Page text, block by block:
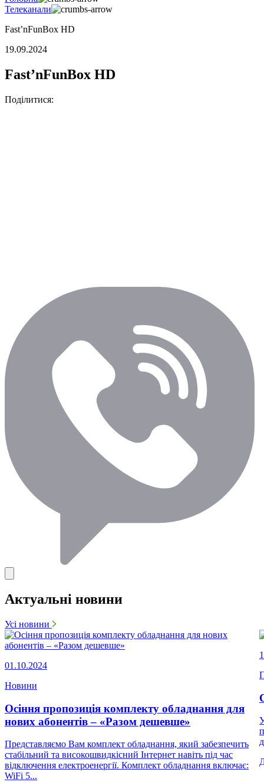
Телеканали
Fast’nFunBox HD
19.09.2024
Fast’nFunBox HD
Поділитися:
Актуальні новини
Усі новини
01.10.2024
Новини
Осіння пропозиція комплекту обладнання для
нових абонентів – «Разом дешевше»
Представляємо Вам комплект обладнання, який забезпечить
стабільний та високошвидкісний Інтернет навіть під час
відключення електроенергії. Комплект обладнання включає:
WiFi 5...